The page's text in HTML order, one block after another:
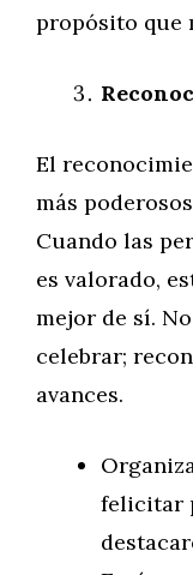
propósito que
El
más
Cuando las
es valorado,
mejor de sí.
celebrar;
avances.
felicitar